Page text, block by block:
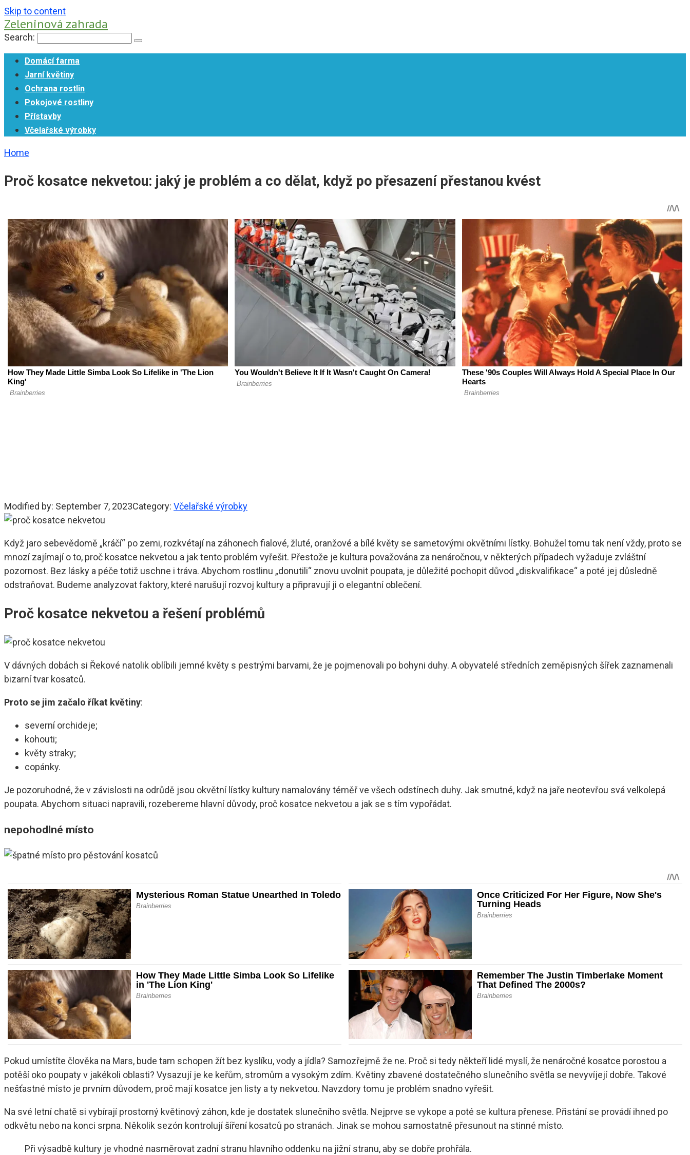
Skip to content
Zeleninová zahrada
Search:
Domácí farma
Jarní květiny
Ochrana rostlin
Pokojové rostliny
Přístavby
Včelařské výrobky
Home
Proč kosatce nekvetou: jaký je problém a co dělat, když po přesazení přestanou kvést
Modified by: September 7, 2023Category: Včelařské výrobky
Když jaro sebevědomě „kráčí“ po zemi, rozkvétají na záhonech fialové, žluté, oranžové a bílé květy se sametovými okvětními lístky. Bohužel tomu tak není vždy, proto se
mnozí zajímají o to, proč kosatce nekvetou a jak tento problém vyřešit. Přestože je kultura považována za nenáročnou, v některých případech vyžaduje zvláštní
pozornost. Bez lásky a péče totiž uschne i tráva. Abychom rostlinu „donutili“ znovu uvolnit poupata, je důležité pochopit důvod „diskvalifikace“ a poté jej důsledně
odstraňovat. Budeme analyzovat faktory, které narušují rozvoj kultury a připravují ji o elegantní oblečení.
Proč kosatce nekvetou a řešení problémů
V dávných dobách si Řekové natolik oblíbili jemné květy s pestrými barvami, že je pojmenovali po bohyni duhy. A obyvatelé středních zeměpisných šířek zaznamenali
bizarní tvar kosatců.
Proto se jim začalo říkat květiny:
severní orchideje;
kohouti;
květy straky;
copánky.
Je pozoruhodné, že v závislosti na odrůdě jsou okvětní lístky kultury namalovány téměř ve všech odstínech duhy. Jak smutné, když na jaře neotevřou svá velkolepá
poupata. Abychom situaci napravili, rozebereme hlavní důvody, proč kosatce nekvetou a jak se s tím vypořádat.
nepohodlné místo
Pokud umístíte člověka na Mars, bude tam schopen žít bez kyslíku, vody a jídla? Samozřejmě že ne. Proč si tedy někteří lidé myslí, že nenáročné kosatce porostou a
potěší oko poupaty v jakékoli oblasti? Vysazují je ke keřům, stromům a vysokým zdím. Květiny zbavené dostatečného slunečního světla se nevyvíjejí dobře. Takové
nešťastné místo je prvním důvodem, proč mají kosatce jen listy a ty nekvetou. Navzdory tomu je problém snadno vyřešit.
Na své letní chatě si vybírají prostorný květinový záhon, kde je dostatek slunečního světla. Nejprve se vykope a poté se kultura přenese. Přistání se provádí ihned po
odkvětu nebo na konci srpna. Několik sezón kontrolují šíření kosatců po stranách. Jinak se mohou samostatně přesunout na stinné místo.
Při výsadbě kultury je vhodné nasměrovat zadní stranu hlavního oddenku na jižní stranu, aby se dobře prohřála.